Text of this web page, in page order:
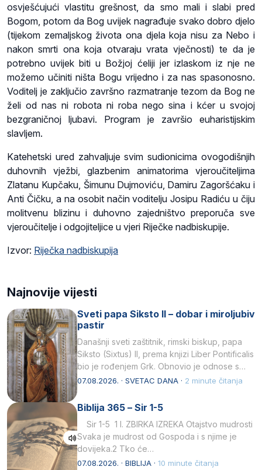
osvješćujući vlastitu grešnost, da smo mali i slabi pred
Bogom, potom da Bog uvijek nagrađuje svako dobro djelo
(tijekom zemaljskog života ona djela koja nisu za Nebo i
nakon smrti ona koja otvaraju vrata vječnosti) te da je
potrebno uvijek biti u Božjoj ćeliji jer izlaskom iz nje ne
možemo učiniti ništa Bogu vrijedno i za nas spasonosno.
Voditelj je zaključio završno razmatranje tezom da Bog ne
želi od nas ni robota ni roba nego sina i kćer u svojoj
bezgraničnoj ljubavi. Program je završio euharistijskim
slavljem.
Katehetski ured zahvaljuje svim sudionicima ovogodišnjih
duhovnih vježbi, glazbenim animatorima vjeroučiteljima
Zlatanu Kupčaku, Šimunu Dujmoviću, Damiru Zagoršćaku i
Anti Čičku, a na osobit način voditelju Josipu Radiću u čiju
molitvenu blizinu i duhovno zajedništvo preporuča sve
vjeroučitelje i odgojiteljice u vjeri Riječke nadbiskupije.
Izvor: Riječka nadbiskupija
Najnovije vijesti
Sveti papa Siksto II – dobar i miroljubiv
pastir
Današnji sveti zaštitnik, rimski biskup, papa
Siksto (Sixtus) II, prema knjizi Liber Pontificalis
bio je rođenjem Grk. Obnovio je odnose s
afričkim…
07.08.2026. · SVETAC DANA · 2 minute čitanja
Biblija 365 – Sir 1-5
Sir 1-5 1 I. ZBIRKA IZREKA Otajstvo mudrosti
Svaka je mudrost od Gospoda i s njime je
dovijeka.2 Tko će…
07.08.2026. · BIBLIJA · 10 minute čitanja